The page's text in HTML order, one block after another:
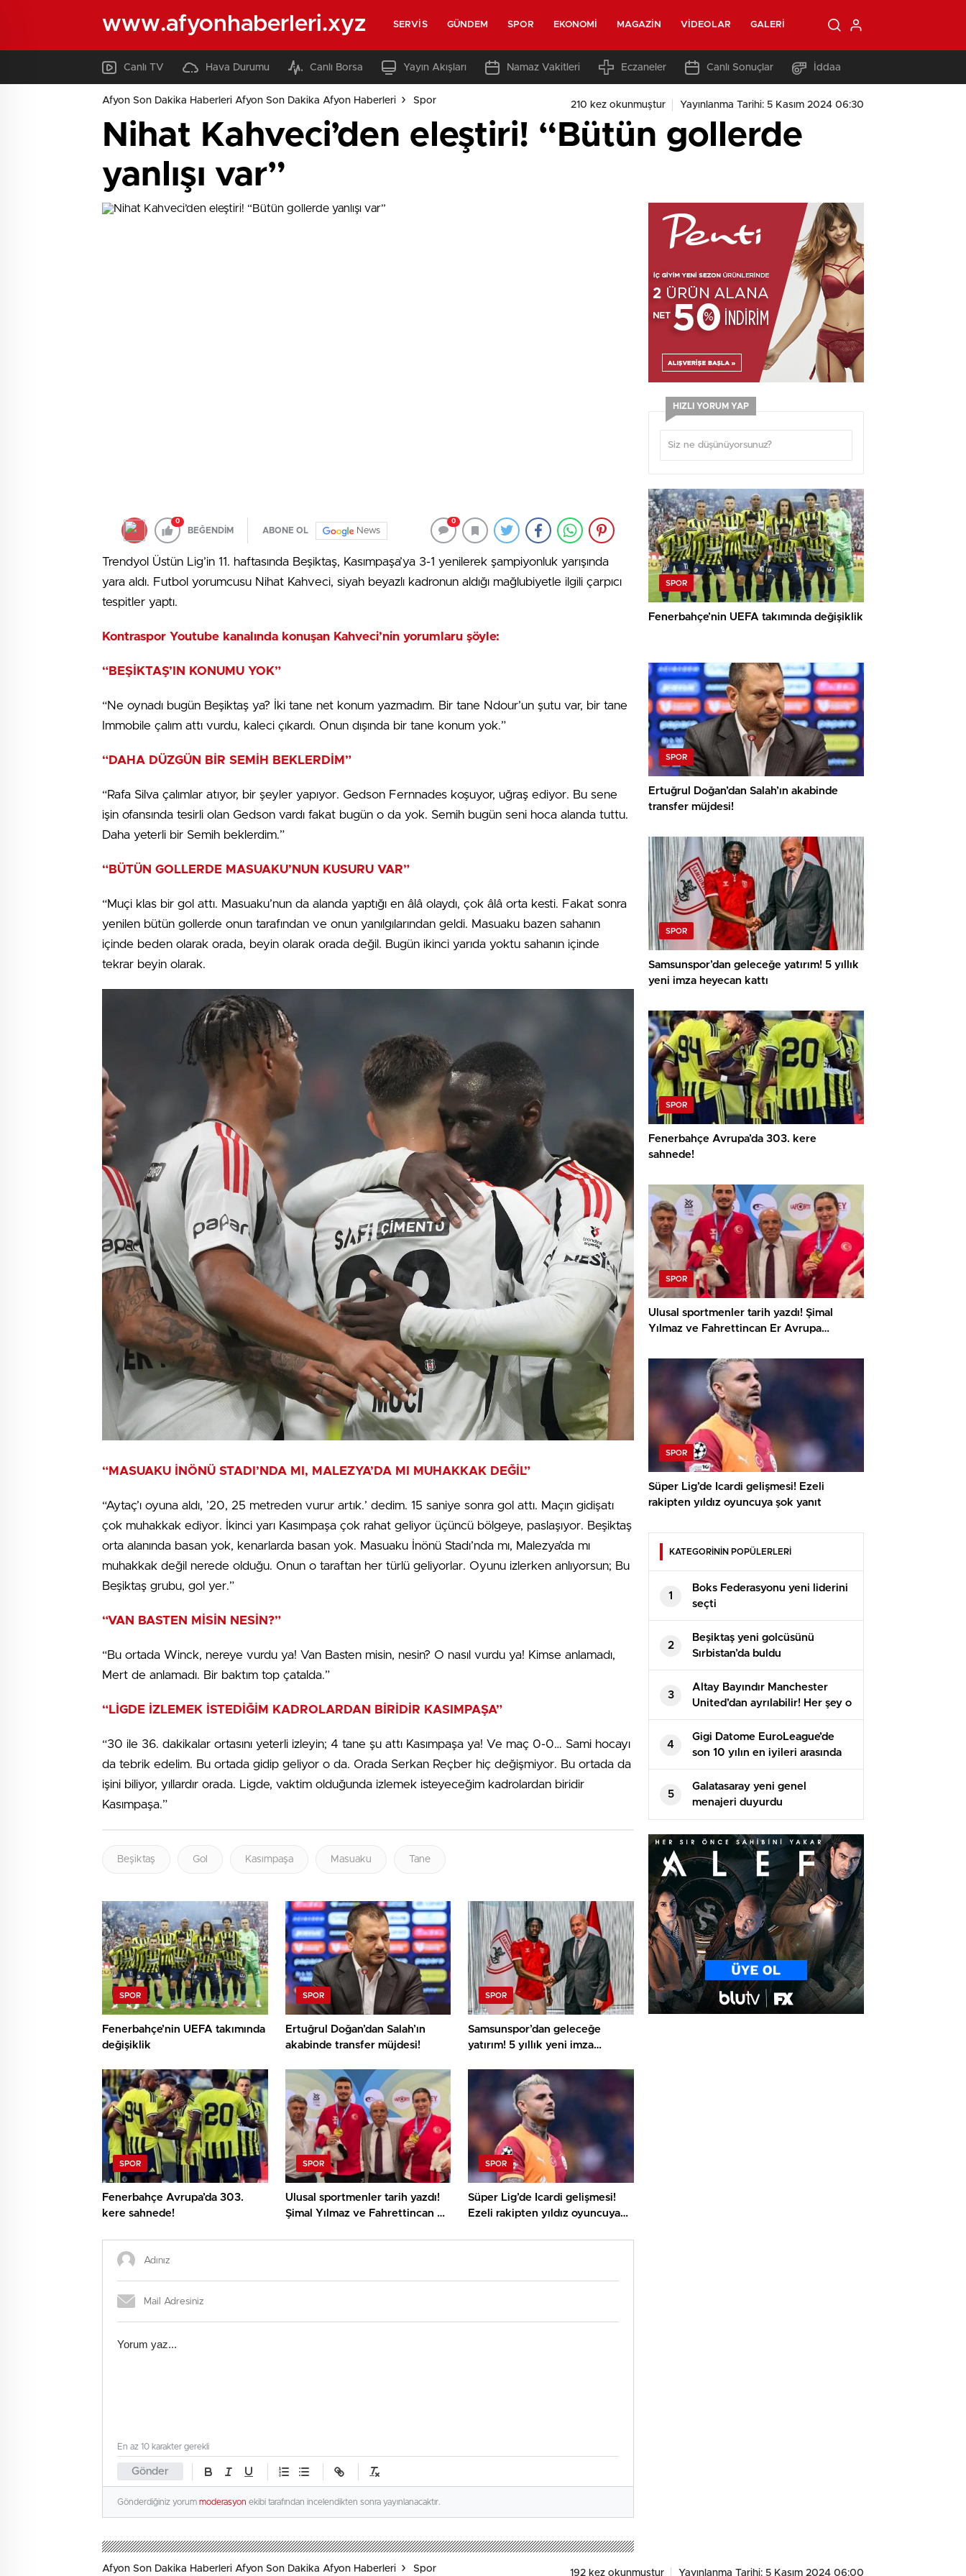
www.afyonhaberleri.xyz SERVIS GÜNDEM SPOR EKONOMI MAGAZIN VIDEOLAR GALERI
Canlı TV Hava Durumu Canlı Borsa Yayın Akışları Namaz Vakitleri Eczaneler Canlı Sonuçlar İddaa
Afyon Son Dakika Haberleri Afyon Son Dakika Afyon Haberleri Spor 210 kez okunmuştur Yayınlanma Tarihi: 5 Kasım 2024 06:30
Nihat Kahveci’den eleştiri! “Bütün gollerde
yanlışı var”
0
BEĞENDİM ABONE OL News
0
Trendyol Üstün Lig’in 11. haftasında Beşiktaş, Kasımpaşa’ya 3-1 yenilerek şampiyonluk yarışında
yara aldı. Futbol yorumcusu Nihat Kahveci, siyah beyazlı kadronun aldığı mağlubiyetle ilgili çarpıcı
tespitler yaptı.
Kontraspor Youtube kanalında konuşan Kahveci’nin yorumlaru şöyle:
“BEŞİKTAŞ’IN KONUMU YOK”
“Ne oynadı bugün Beşiktaş ya? İki tane net konum yazmadım. Bir tane Ndour’un şutu var, bir tane
Immobile çalım attı vurdu, kaleci çıkardı. Onun dışında bir tane konum yok.”
“DAHA DÜZGÜN BİR SEMİH BEKLERDİM”
“Rafa Silva çalımlar atıyor, bir şeyler yapıyor. Gedson Fernnades koşuyor, uğraş ediyor. Bu sene
işin ofansında tesirli olan Gedson vardı fakat bugün o da yok. Semih bugün seni hoca alanda tuttu.
Daha yeterli bir Semih beklerdim.”
“BÜTÜN GOLLERDE MASUAKU’NUN KUSURU VAR”
“Muçi klas bir gol attı. Masuaku’nun da alanda yaptığı en âlâ olaydı, çok âlâ orta kesti. Fakat sonra
yenilen bütün gollerde onun tarafından ve onun yanılgılarından geldi. Masuaku bazen sahanın
içinde beden olarak orada, beyin olarak orada değil. Bugün ikinci yarıda yoktu sahanın içinde
tekrar beyin olarak.
“MASUAKU İNÖNÜ STADI’NDA MI, MALEZYA’DA MI MUHAKKAK DEĞİL”
“Aytaç’ı oyuna aldı, ’20, 25 metreden vurur artık.’ dedim. 15 saniye sonra gol attı. Maçın gidişatı
çok muhakkak ediyor. İkinci yarı Kasımpaşa çok rahat geliyor üçüncü bölgeye, paslaşıyor. Beşiktaş
orta alanında basan yok, kenarlarda basan yok. Masuaku İnönü Stadı’nda mı, Malezya’da mı
muhakkak değil nerede olduğu. Onun o taraftan her türlü geliyorlar. Oyunu izlerken anlıyorsun; Bu
Beşiktaş grubu, gol yer.”
“VAN BASTEN MİSİN NESİN?”
“Bu ortada Winck, nereye vurdu ya! Van Basten misin, nesin? O nasıl vurdu ya! Kimse anlamadı,
Mert de anlamadı. Bir baktım top çatalda.”
“LİGDE İZLEMEK İSTEDİĞİM KADROLARDAN BİRİDİR KASIMPAŞA”
“30 ile 36. dakikalar ortasını yeterli izleyin; 4 tane şu attı Kasımpaşa ya! Ve maç 0-0… Sami hocayı
da tebrik edelim. Bu ortada gidip geliyor o da. Orada Serkan Reçber hiç değişmiyor. Bu ortada da
işini biliyor, yıllardır orada. Ligde, vaktim olduğunda izlemek isteyeceğim kadrolardan biridir
Kasımpaşa.”
Beşiktaş Gol Kasımpaşa Masuaku Tane
SPOR
Fenerbahçe’nin UEFA takımında
değişiklik
SPOR
Ertuğrul Doğan’dan Salah’ın
akabinde transfer müjdesi!
SPOR
Samsunspor’dan geleceğe
yatırım! 5 yıllık yeni imza
SPOR
Fenerbahçe Avrupa’da 303.
kere sahnede!
SPOR
Ulusal sportmenler tarih yazdı!
Şimal Yılmaz ve Fahrettincan Er
SPOR
Süper Lig’de Icardi gelişmesi!
Ezeli rakipten yıldız oyuncuya
Gönder
En az 10 karakter gerekli
Gönderdiğiniz yorum moderasyon ekibi tarafından incelendikten sonra yayınlanacaktır.
HIZLI YORUM YAP
SPOR
Fenerbahçe’nin UEFA takımında değişiklik
SPOR
Ertuğrul Doğan’dan Salah’ın akabinde
transfer müjdesi!
SPOR
Samsunspor’dan geleceğe yatırım! 5 yıllık
yeni imza heyecan kattı
SPOR
Fenerbahçe Avrupa’da 303. kere
sahnede!
SPOR
Ulusal sportmenler tarih yazdı! Şimal
Yılmaz ve Fahrettincan Er Avrupa
SPOR
Süper Lig’de Icardi gelişmesi! Ezeli
rakipten yıldız oyuncuya şok yanıt
KATEGORİNİN POPÜLERLERİ
1
Boks Federasyonu yeni liderini
seçti
2
Beşiktaş yeni golcüsünü
Sırbistan’da buldu
3
Altay Bayındır Manchester
United’dan ayrılabilir! Her şey o
isme bağlı…
4
Gigi Datome EuroLeague’de
son 10 yılın en iyileri arasında
5
Galatasaray yeni genel
menajeri duyurdu
Afyon Son Dakika Haberleri Afyon Son Dakika Afyon Haberleri Spor 192 kez okunmuştur Yayınlanma Tarihi: 5 Kasım 2024 06:00